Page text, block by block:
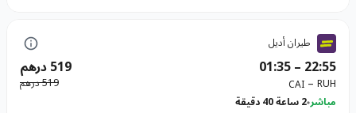
طيران أديل
22:55
–
01:35 519 درهم
RUH
–
CAI
519 درهم
مباشر2 ساعة 40 دقيقة